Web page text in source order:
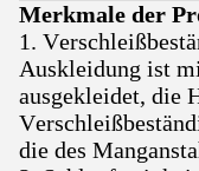
Merkmale der
1.
Auskleidung ist
ausgekleidet, die
die des